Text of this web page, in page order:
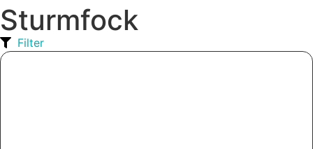
Sturmfock
Filter